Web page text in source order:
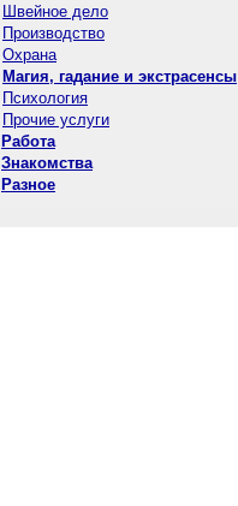
Швейное дело
Производство
Охрана
Магия, гадание и экстрасенсы
Психология
Прочие услуги
Работа
Знакомства
Разное